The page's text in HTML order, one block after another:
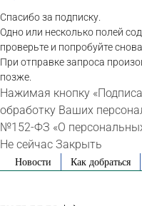
Спасибо за подписку.
Одно или несколько полей
проверьте и попробуйте снова.
При отправке запроса
позже.
Нажимая кнопку
обработку Ваших
№152-ФЗ «О
Не сейчас Закрыть
SkipНовости Как добраться